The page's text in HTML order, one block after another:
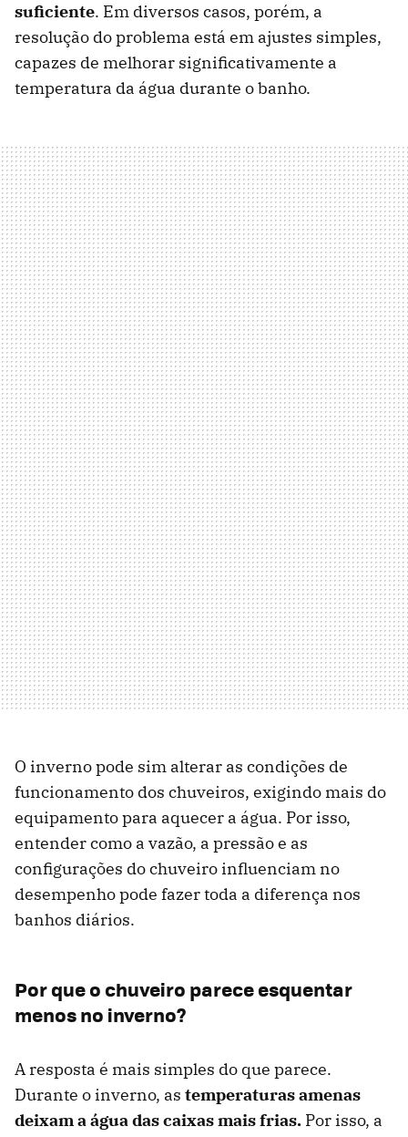
suficiente. Em diversos casos, porém, a
resolução do problema está em ajustes simples,
capazes de melhorar significativamente a
temperatura da água durante o banho.
O inverno pode sim alterar as condições de
funcionamento dos chuveiros, exigindo mais do
equipamento para aquecer a água. Por isso,
entender como a vazão, a pressão e as
configurações do chuveiro influenciam no
desempenho pode fazer toda a diferença nos
banhos diários.
Por que o chuveiro parece esquentar
menos no inverno?
A resposta é mais simples do que parece.
Durante o inverno, as temperaturas amenas
deixam a água das caixas mais frias. Por isso, a